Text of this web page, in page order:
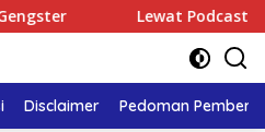
Lewat Podcast Tribun
Disclaimer Pedoman